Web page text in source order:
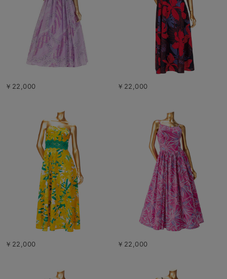
￥22,000 ￥22,000
￥22,000 ￥22,000